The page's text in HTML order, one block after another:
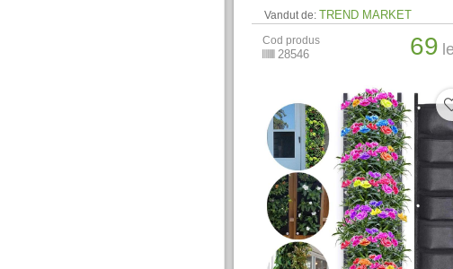
Vandut de: TREND MARKET
Cod produs
28546 69